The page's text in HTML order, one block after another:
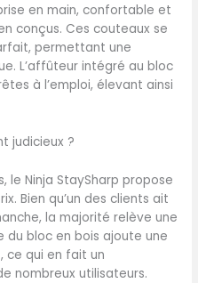
à pain 20 cm,
tout usage 13 cm,
d'office 9 cm,
Poids : 3,6 kg.
: L : 336 mm x l :
10 ANS* : les
d'excellentes
avec
StaySharp. Lors
auprès de
en main, confortable et
conçus. Ces couteaux se
permettant une
L’affûteur intégré au bloc
à l’emploi, élevant ainsi
judicieux ?
le Ninja StaySharp propose
Bien qu’un des clients ait
la majorité relève une
du bloc en bois ajoute une
ce qui en fait un
nombreux utilisateurs.